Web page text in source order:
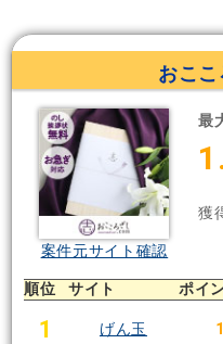
おこ
案件元サイト確認
最
獲
順位 サイト ポイ
1 げん玉